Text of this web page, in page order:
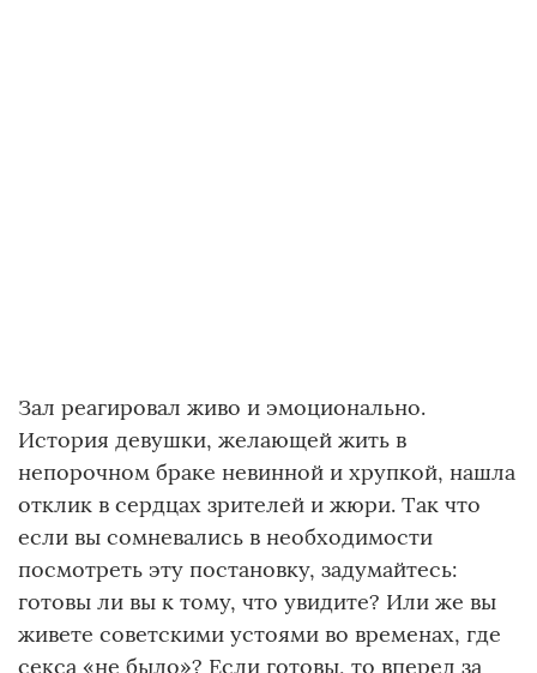
Зал реагировал живо и эмоционально.
История девушки, желающей жить в
непорочном браке невинной и хрупкой, нашла
отклик в сердцах зрителей и жюри. Так что
если вы сомневались в необходимости
посмотреть эту постановку, задумайтесь:
готовы ли вы к тому, что увидите? Или же вы
живете советскими устоями во временах, где
секса «не было»? Если готовы, то вперед за